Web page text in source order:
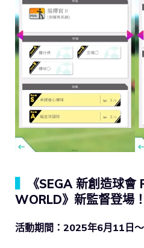
《SEGA 新創造球
WORLD》新監督登場！
活動期間：2025年6月11日